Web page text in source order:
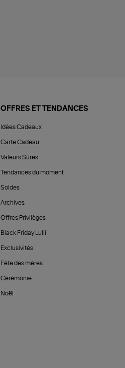
OFFRES ET TENDANCES
Idées Cadeaux
Carte Cadeau
Valeurs Sûres
Tendances du moment
Soldes
Archives
Offres Privilèges
Black Friday Lulli
Exclusivités
Fête des mères
Cérémonie
Noël